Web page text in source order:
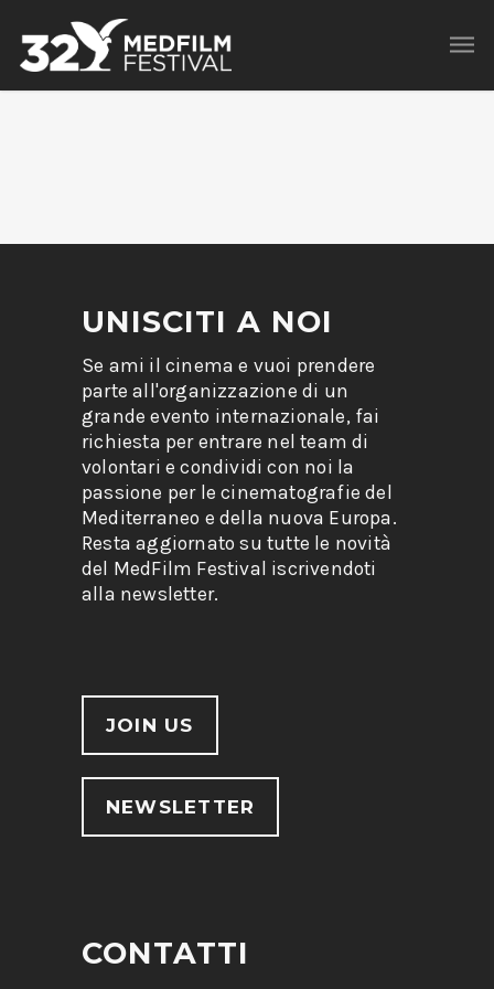
UNISCITI A NOI
Se ami il cinema e vuoi prendere
parte all'organizzazione di un
grande evento internazionale, fai
richiesta per entrare nel team di
volontari e condividi con noi la
passione per le cinematografie del
Mediterraneo e della nuova Europa.
Resta aggiornato su tutte le novità
del MedFilm Festival iscrivendoti
alla newsletter.
JOIN US
NEWSLETTER
CONTATTI